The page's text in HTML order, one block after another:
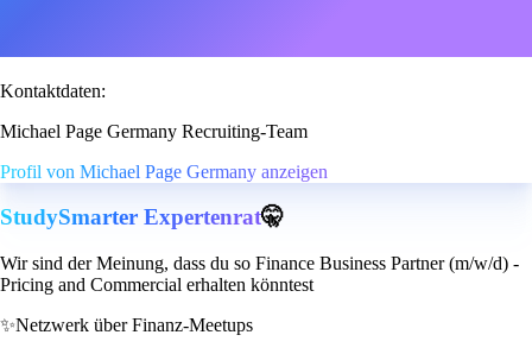
Kontaktdaten:
Michael Page Germany Recruiting-Team
Profil von Michael Page Germany anzeigen
StudySmarter Expertenrat🤫
Wir sind der Meinung, dass du so Finance Business Partner (m/w/d) -
Pricing and Commercial erhalten könntest
✨Netzwerk über Finanz-Meetups